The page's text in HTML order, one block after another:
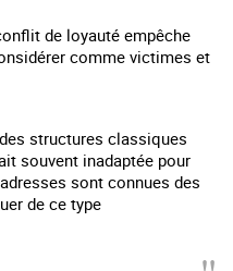
de loyauté empêche
comme victimes et
structures classiques
souvent inadaptée pour
sont connues des
de ce type